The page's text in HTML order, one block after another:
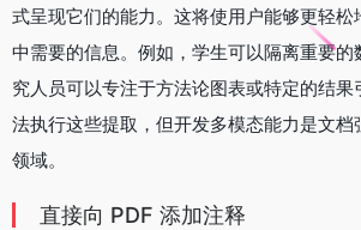
式呈现它们的能力。这将使用户能够更轻松
中需要的信息。例如，学生可以隔离重要
究人员可以专注于方法论图表或特定的结
法执行这些提取，但开发多模态能力是文档
领域。
直接向 PDF 添加注释